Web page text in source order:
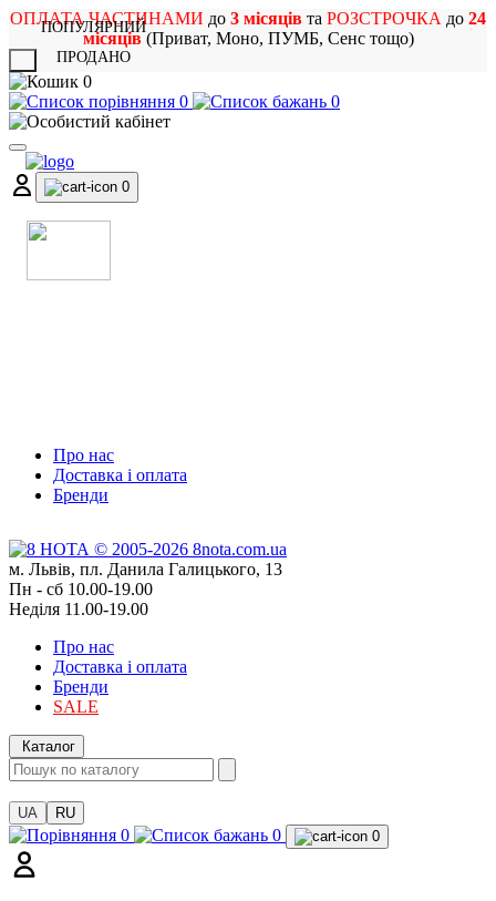
ОПЛАТА ЧАСТИНАМИ до 3 місяців та РОЗСТРОЧКА до 24
місяців(Приват, Моно, ПУМБ, Сенс тощо)
0
0
0
0
Про нас
Доставка і оплата
Бренди
м. Львів, пл. Данила Галицького, 13
Пн - сб 10.00-19.00
Неділя 11.00-19.00
Про нас
Доставка і оплата
Бренди
SALE
Каталог
UA RU
0 0 0
ПОПУЛЯРНИЙ
ПРОДАНО